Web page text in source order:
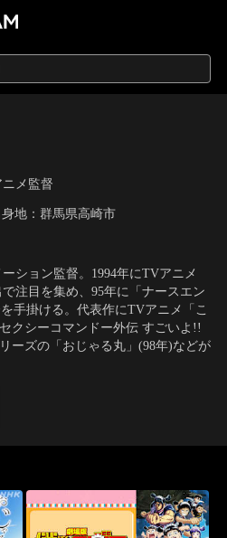
メ監督
身地：群馬県高崎市
ション監督。1994年にTVアニメ
注目を集め、95年に「ナースエン
手掛ける。代表作にTVアニメ「こ
クシーコマンドー外伝 すごいよ!!
ーズの「おじゃる丸」(98年)などが